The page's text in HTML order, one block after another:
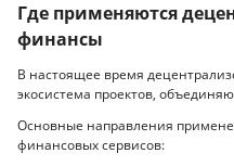
Где применяются
финансы
В настоящее время
экосистема проектов,
Основные направления
финансовых сервисов: